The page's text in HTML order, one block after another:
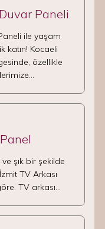
Paneli
ile yaşam
katın! Kocaeli
özellikle
ve şık bir şekilde
TV Arkası
TV arkası…